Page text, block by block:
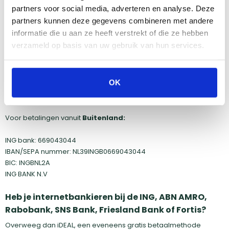
partners voor social media, adverteren en analyse. Deze
partners kunnen deze gegevens combineren met andere
informatie die u aan ze heeft verstrekt of die ze hebben
verzameld op basis van uw gebruik van hun services.
OK
ordernummer. Jouw product wordt, indien op voorraad,
verstuurd zodra jouw betaling door ons is ontvangen. Hou je
rekening met een overboektijd van 1 tot 3 werkdagen.
Bankgegevens:
Barbecueshop
onder vermelding van jouw ordernummer
Voor betalingen vanuit Buitenland:
ING bank: 669043044
IBAN/SEPA nummer: NL39INGB0669043044
BIC: INGBNL2A
ING BANK N.V
Heb je internetbankieren bij de ING, ABN AMRO,
Rabobank, SNS Bank, Friesland Bank of Fortis?
Overweeg dan iDEAL, een eveneens gratis betaalmethode